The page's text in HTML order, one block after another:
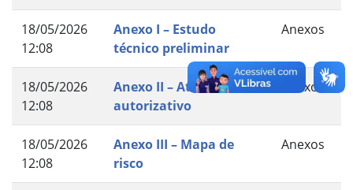
18/05/2026
12:08
Anexo I – Estudo
técnico preliminar
Anexos
18/05/2026
12:08
Anexo II – Ato
autorizativo
Anexos
18/05/2026
12:08
Anexo III – Mapa de
risco
Anexos